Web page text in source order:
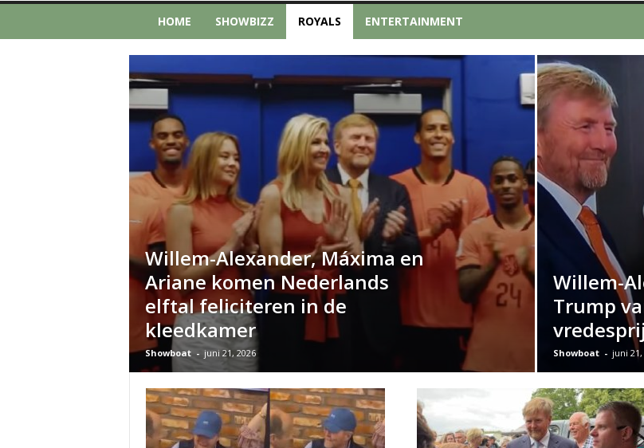
HOME SHOWBIZZ ROYALS ENTERTAINMENT
Willem-Alexander, Máxima en
Ariane komen Nederlands
elftal feliciteren in de
kleedkamer
Showboat - juni 21, 2026
Willem-
Trump
Showboat - juni 21,